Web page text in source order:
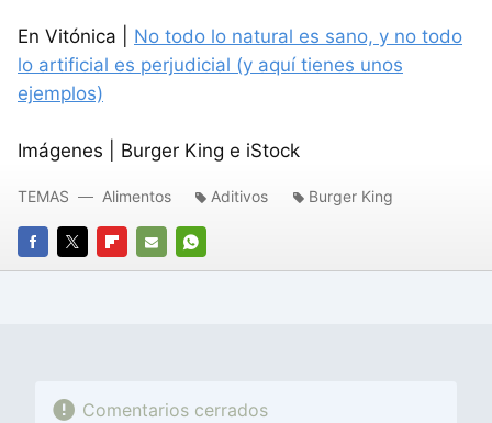
En Vitónica | No todo lo natural es sano, y no todo
lo artificial es perjudicial (y aquí tienes unos
ejemplos)
Imágenes | Burger King e iStock
FACEBOOK
TWITTERFLIPBOARD
E-
WHATSAPP
TEMAS Alimentos Aditivos Burger King
Comentarios cerrados